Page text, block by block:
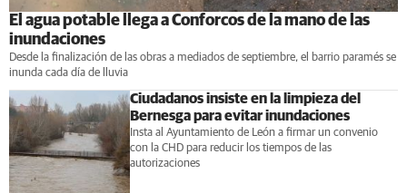
El agua potable llega a Conforcos de la mano de las
inundaciones
Desde la finalización de las obras a mediados de septiembre, el barrio paramés se
inunda cada día de lluvia
Ciudadanos insiste en la limpieza del
Bernesga para evitar inundaciones
Insta al Ayuntamiento de León a firmar un convenio
con la CHD para reducir los tiempos de las
autorizaciones